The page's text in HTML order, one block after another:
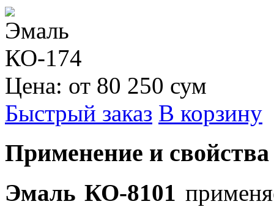
Цена: от 80 250 сум
Быстрый заказ В корзину
Применение и свойства
Эмаль КО-8101